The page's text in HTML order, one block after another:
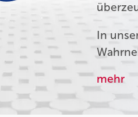
In
mehr